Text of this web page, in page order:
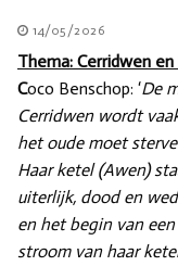
14/05/2026
Thema: Cerridwen
Coco Benschop: ‘De
Cerridwen wordt
het oude moet
Haar ketel (Awen)
uiterlijk, dood en
en het begin van
stroom van haar